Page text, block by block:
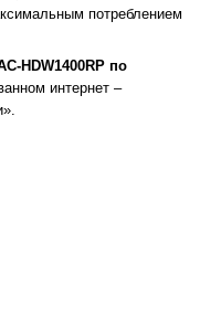
потреблением
HDW1400RP по
интернет –